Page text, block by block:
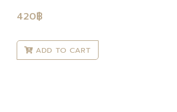
420฿
ADD TO CART